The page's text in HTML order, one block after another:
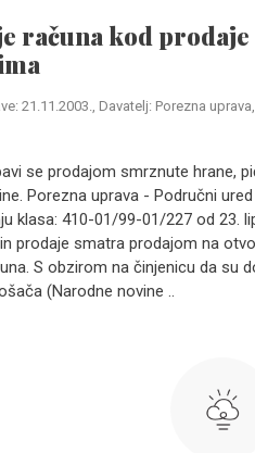
računa kod
21.11.2003., Davatelj: Porezna
se prodajom smrznute hrane,
Porezna uprava - Područni
klasa: 410-01/99-01/227 od 23.
prodaje smatra prodajom na
S obzirom na činjenicu da su
(Narodne novine ..